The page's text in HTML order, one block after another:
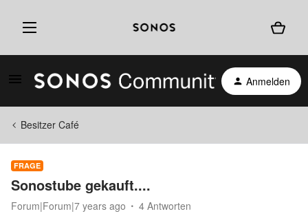
Anmelden
Besitzer Café
FRAGE
Sonostube gekauft....
Forum|Forum|7 years ago 4 Antworten